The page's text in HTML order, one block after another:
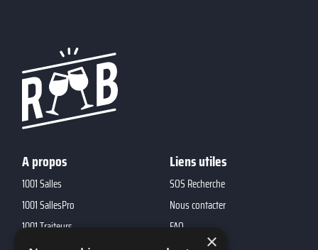
A propos
1001 Salles
1001 SallesPro
1001 Traiteurs
Liens utiles
SOS Recherche
Nous contacter
FAQ
×